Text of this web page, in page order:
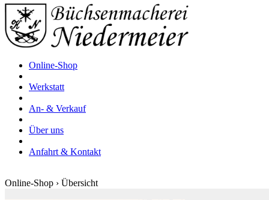
Online-Shop
Werkstatt
An- & Verkauf
Über uns
Anfahrt & Kontakt
Online-Shop › Übersicht